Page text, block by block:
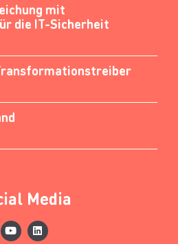
mit
die IT-Sicherheit
Media